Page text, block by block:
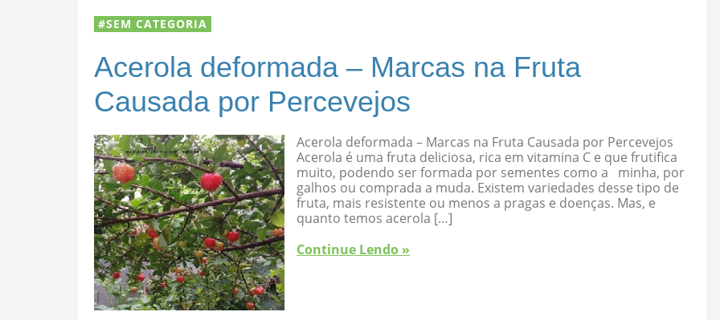
SEM CATEGORIA
Acerola deformada – Marcas na Fruta
Causada por Percevejos
Acerola deformada – Marcas na Fruta Causada por Percevejos
Acerola é uma fruta deliciosa, rica em vitamina C e que frutifica
muito, podendo ser formada por sementes como a minha, por
galhos ou comprada a muda. Existem variedades desse tipo de
fruta, mais resistente ou menos a pragas e doenças. Mas, e
quanto temos acerola […]
Continue Lendo »